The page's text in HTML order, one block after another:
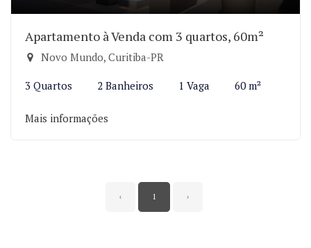
Apartamento à Venda com 3 quartos, 60m²
Novo Mundo, Curitiba-PR
3 Quartos 2 Banheiros 1 Vaga 60 m²
Mais informações
‹ 1 ›